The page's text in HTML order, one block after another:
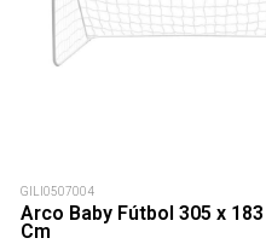
GILI0507004
Arco Baby Fútbol 305 x
Cm